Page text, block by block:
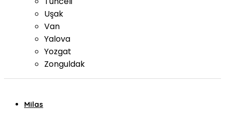
Uşak
Van
Yalova
Yozgat
Zonguldak
Milas